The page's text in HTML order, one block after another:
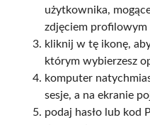
użytkownika,
zdjęciem profilowym
kliknij w tę ikonę,
którym wybierzesz
komputer
sesje, a na ekranie
podaj hasło lub kod